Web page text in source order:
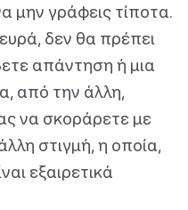
μην γράφεις τίποτα.
δεν θα πρέπει
απάντηση ή μια
από την άλλη,
να σκοράρετε με
στιγμή, η οποία,
εξαιρετικά